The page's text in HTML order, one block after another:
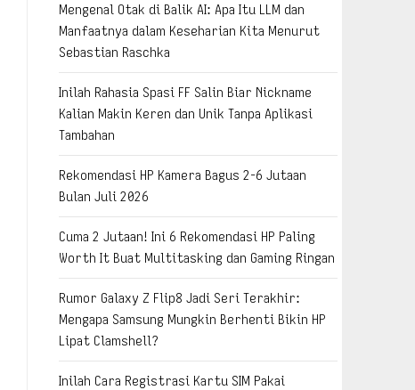
Mengenal Otak di Balik AI: Apa Itu LLM dan
Manfaatnya dalam Keseharian Kita Menurut
Sebastian Raschka
Inilah Rahasia Spasi FF Salin Biar Nickname
Kalian Makin Keren dan Unik Tanpa Aplikasi
Tambahan
Rekomendasi HP Kamera Bagus 2-6 Jutaan
Bulan Juli 2026
Cuma 2 Jutaan! Ini 6 Rekomendasi HP Paling
Worth It Buat Multitasking dan Gaming Ringan
Rumor Galaxy Z Flip8 Jadi Seri Terakhir:
Mengapa Samsung Mungkin Berhenti Bikin HP
Lipat Clamshell?
Inilah Cara Registrasi Kartu SIM Pakai